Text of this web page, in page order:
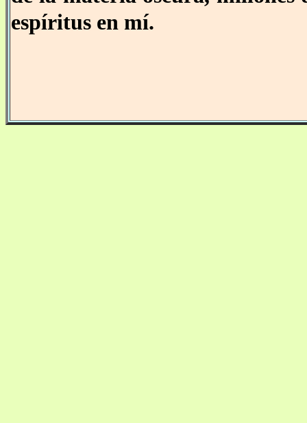
espíritus en mí.